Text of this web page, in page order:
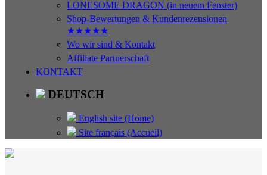
LONESOME DRAGON (in neuem Fenster)
Shop-Bewertungen & Kundenrezensionen
★★★★★
Wo wir sind & Kontakt
Affiliate Partnerschaft
KONTAKT
DEUTSCH
English site (Home)
Site français (Accueil)